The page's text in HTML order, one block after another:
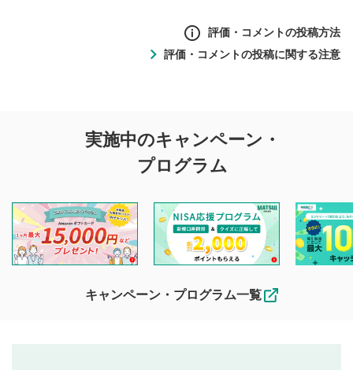
評価・コメントの投稿方法
評価・コメントの投稿に関する注意
投稿に関する注意
を目的として、各動画コンテンツに、評価およびコメントの
投稿ができます。利用者は以下の注意事項をご理解のうえ、
閲覧および投稿を行うものとしてください。
他の利用者が動画を視聴される際の参考になるコメントをお
待ちしております。
なお、投稿をもって、本注意事項に同意されたものとみなし
実施中のキャンペーン・
プログラム
キャンペーン・プログラム一覧